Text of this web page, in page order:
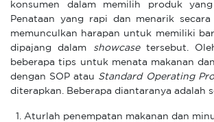
konsumen dalam memilih produk yang
Penataan yang rapi dan menarik
memunculkan harapan untuk memiliki
dipajang dalam showcase tersebut.
beberapa tips untuk menata makanan
dengan SOP atau Standard Operating
diterapkan. Beberapa diantaranya adalah
Aturlah penempatan makanan dan